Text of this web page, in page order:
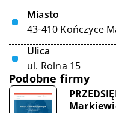
Miasto
43-410 Kończyce
Ulica
ul. Rolna 15
Podobne firmy